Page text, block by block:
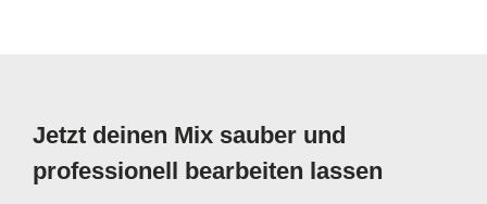
Jetzt deinen Mix sauber und
professionell bearbeiten lassen